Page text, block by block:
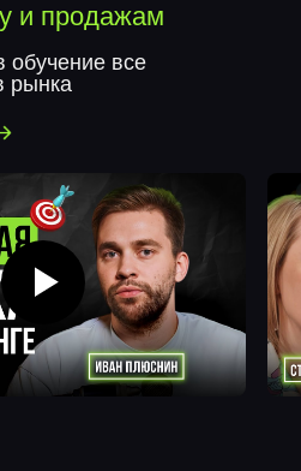
и продажам
обучение все
рынка